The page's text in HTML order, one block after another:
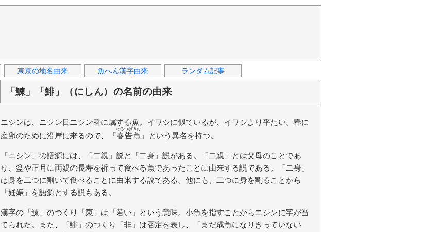
東京の地名由来 魚へん漢字由来 ランダム記事
「鰊」「鯡」（にしん）の名前の由来
ニシンは、ニシン目ニシン科に属する魚。イワシに似ているが、イワシより平たい。春に
産卵のために沿岸に来るので、「春告魚
はるつげうお
」という異名を持つ。
「ニシン」の語源には、「二親」説と「二身」説がある。「二親」とは父母のことであ
り、盆や正月に両親の長寿を祈って食べる魚であったことに由来する説である。「二身」
は身を二つに割いて食べることに由来する説である。他にも、二つに身を割ることから
「妊娠」を語源とする説もある。
漢字の「鰊」のつくり「柬」は「若い」という意味。小魚を指すことからニシンに字が当
てられた。また、「鯡」のつくり「非」は否定を表し、「まだ成魚になりきっていない